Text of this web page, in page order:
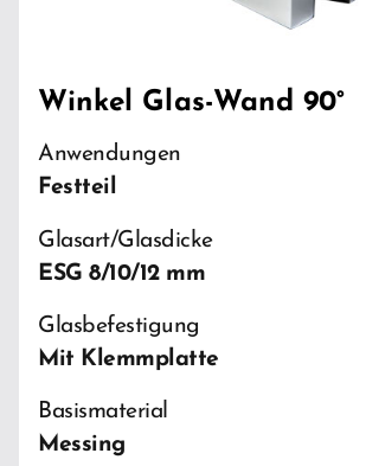
Winkel Glas-Wand 90°
Anwendungen
Festteil
Glasart/Glasdicke
ESG 8/10/12 mm
Glasbefestigung
Mit Klemmplatte
Basismaterial
Messing